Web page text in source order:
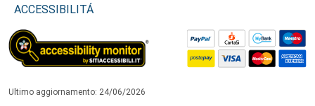
ACCESSIBILITÁ
Ultimo aggiornamento: 24/06/2026